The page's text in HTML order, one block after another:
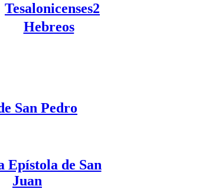
Tesalonicenses2
Hebreos.
San Pedro
Epístola de San
Juan